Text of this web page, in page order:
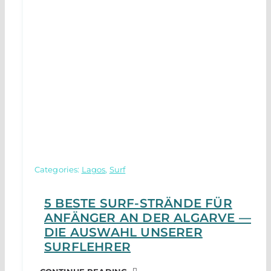
Categories: Lagos, Surf
5 BESTE SURF-STRÄNDE FÜR
ANFÄNGER AN DER ALGARVE —
DIE AUSWAHL UNSERER
SURFLEHRER